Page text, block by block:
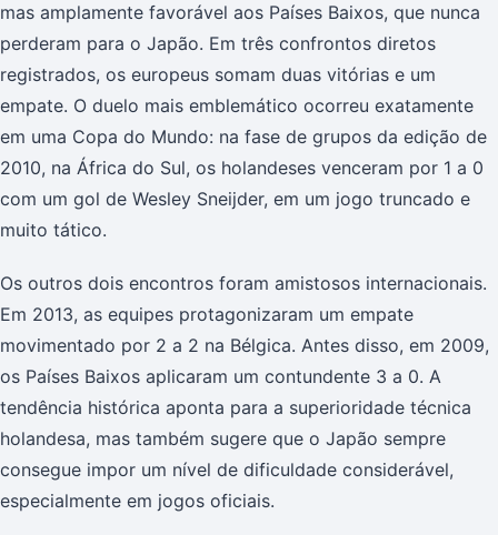
mas amplamente favorável aos Países Baixos, que nunca
perderam para o Japão. Em três confrontos diretos
registrados, os europeus somam duas vitórias e um
empate. O duelo mais emblemático ocorreu exatamente
em uma Copa do Mundo: na fase de grupos da edição de
2010, na África do Sul, os holandeses venceram por 1 a 0
com um gol de Wesley Sneijder, em um jogo truncado e
muito tático.
Os outros dois encontros foram amistosos internacionais.
Em 2013, as equipes protagonizaram um empate
movimentado por 2 a 2 na Bélgica. Antes disso, em 2009,
os Países Baixos aplicaram um contundente 3 a 0. A
tendência histórica aponta para a superioridade técnica
holandesa, mas também sugere que o Japão sempre
consegue impor um nível de dificuldade considerável,
especialmente em jogos oficiais.